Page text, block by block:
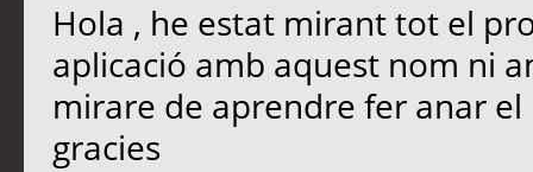
Hola , he estat mirant tot el
aplicació amb aquest nom ni
mirare de aprendre fer anar
gracies